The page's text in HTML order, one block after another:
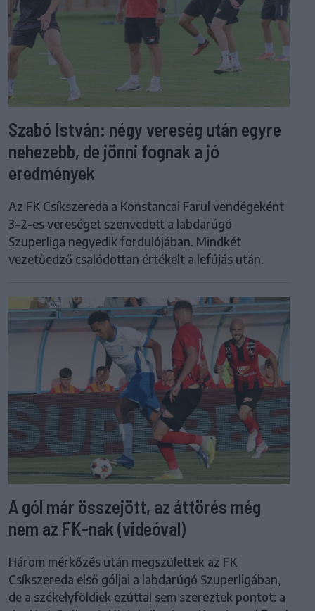
Szabó István: négy vereség után egyre
nehezebb, de jönni fognak a jó
eredmények
Az FK Csíkszereda a Konstancai Farul vendégeként
3–2-es vereséget szenvedett a labdarúgó
Szuperliga negyedik fordulójában. Mindkét
vezetőedző csalódottan értékelt a lefújás után.
A gól már összejött, az áttörés még
nem az FK-nak (videóval)
Három mérkőzés után megszülettek az FK
Csíkszereda első góljai a labdarúgó Szuperligában,
de a székelyföldiek ezúttal sem szereztek pontot: a